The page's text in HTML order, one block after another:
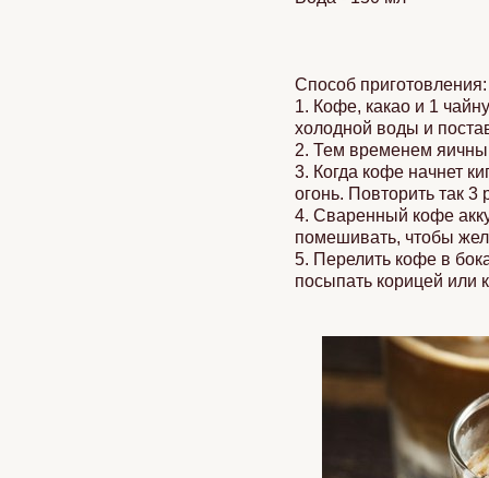
Способ приготовления:
1. Кофе, какао и 1
холодной воды и
2. Тем временем
3. Когда кофе начнет
огонь. Повторить так
4. Сваренный кофе
помешивать, чтобы
5. Перелить кофе в
посыпать корицей или